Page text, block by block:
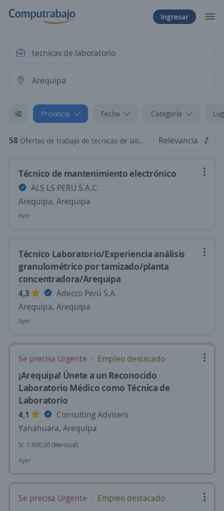
Ingresar
Provincia Fecha Categoría
58 Ofertas de trabajo de tecnicas de laboratorio en Arequipa Relevancia
Técnico de mantenimiento electrónico
ALS LS PERU S.A.C.
Arequipa, Arequipa
Ayer
Técnico Laboratorio/Experiencia análisis
granulométrico por tamizado/planta
concentradora/Arequipa
4,3
Adecco Perú S.A.
Arequipa, Arequipa
Ayer
Se precisa Urgente Empleo destacado
¡Arequipa! Únete a un Reconocido
Laboratorio Médico como Técnica de
Laboratorio
4,1
Consulting Advisers
Yanahuara, Arequipa
S/. 1.600,00 (Mensual)
Ayer
Se precisa Urgente Empleo destacado